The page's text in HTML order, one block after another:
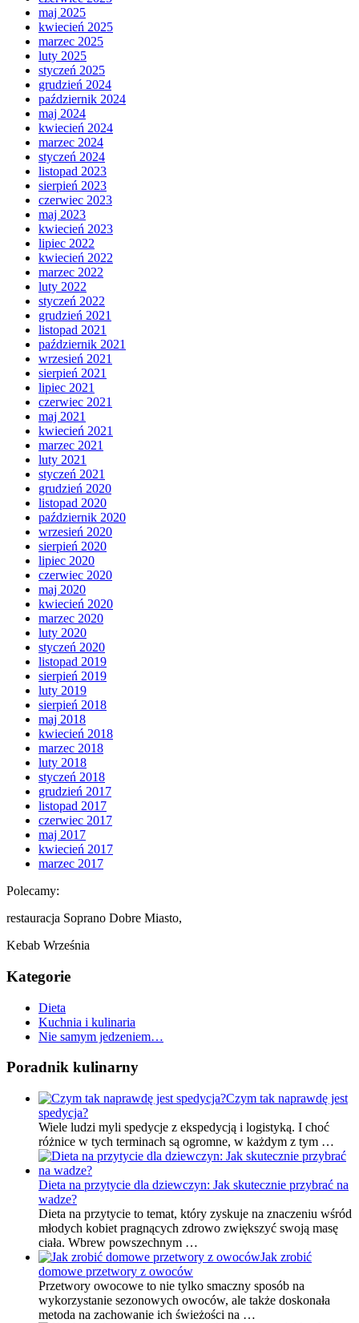
maj 2025
kwiecień 2025
marzec 2025
luty 2025
styczeń 2025
grudzień 2024
październik 2024
maj 2024
kwiecień 2024
marzec 2024
styczeń 2024
listopad 2023
sierpień 2023
czerwiec 2023
maj 2023
kwiecień 2023
lipiec 2022
kwiecień 2022
marzec 2022
luty 2022
styczeń 2022
grudzień 2021
listopad 2021
październik 2021
wrzesień 2021
sierpień 2021
lipiec 2021
czerwiec 2021
maj 2021
kwiecień 2021
marzec 2021
luty 2021
styczeń 2021
grudzień 2020
listopad 2020
październik 2020
wrzesień 2020
sierpień 2020
lipiec 2020
czerwiec 2020
maj 2020
kwiecień 2020
marzec 2020
luty 2020
styczeń 2020
listopad 2019
sierpień 2019
luty 2019
sierpień 2018
maj 2018
kwiecień 2018
marzec 2018
luty 2018
styczeń 2018
grudzień 2017
listopad 2017
czerwiec 2017
maj 2017
kwiecień 2017
marzec 2017
Polecamy:
restauracja Soprano Dobre Miasto,
Kebab Września
Kategorie
Dieta
Kuchnia i kulinaria
Nie samym jedzeniem…
Poradnik kulinarny
Czym tak naprawdę jest
spedycja?
Wiele ludzi myli spedycje z ekspedycją i logistyką. I choć
różnice w tych terminach są ogromne, w każdym z tym …
Dieta na przytycie dla dziewczyn: Jak skutecznie przybrać na
wadze?
Dieta na przytycie to temat, który zyskuje na znaczeniu wśród
młodych kobiet pragnących zdrowo zwiększyć swoją masę
ciała. Wbrew powszechnym …
Jak zrobić
domowe przetwory z owoców
Przetwory owocowe to nie tylko smaczny sposób na
wykorzystanie sezonowych owoców, ale także doskonała
metoda na zachowanie ich świeżości na …